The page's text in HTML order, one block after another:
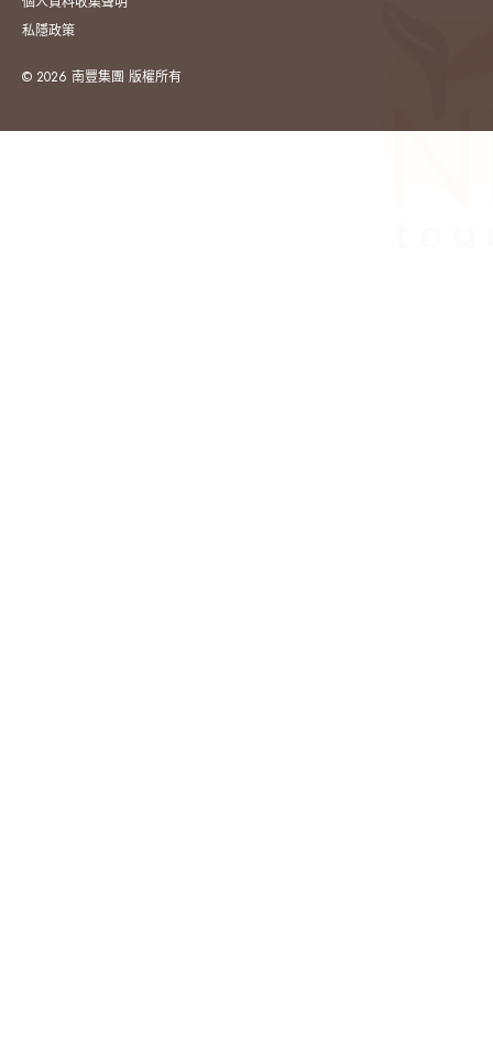
私隱政策
© 2026 南豐集團 版權所有